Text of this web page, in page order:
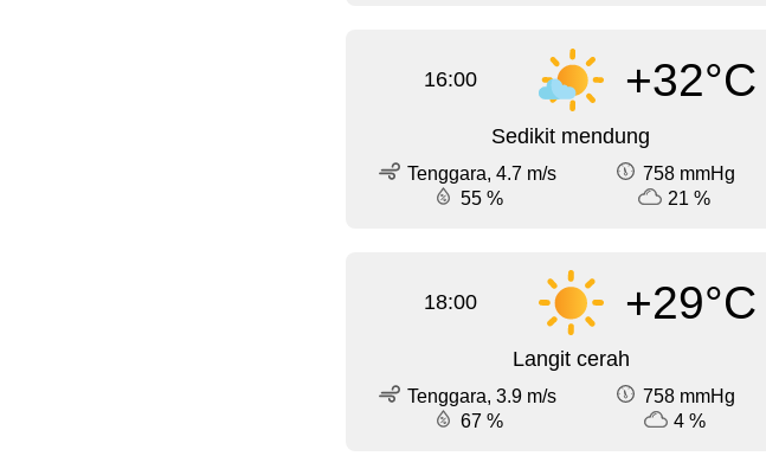
16:00 +32°C
Sedikit mendung
Tenggara, 4.7 m/s
758 mmHg
55 %
21 %
18:00 +29°C
Langit cerah
Tenggara, 3.9 m/s
758 mmHg
67 %
4 %